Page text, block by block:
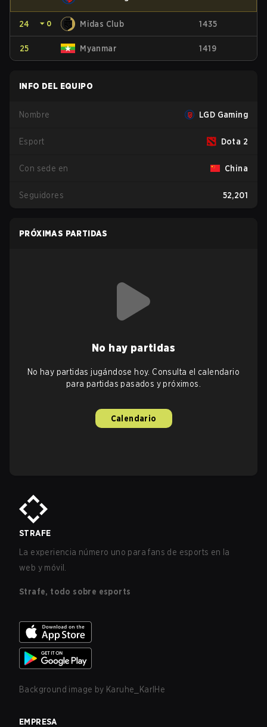
24 ⏷ 0 Midas Club 1435
25 Myanmar 1419
INFO DEL EQUIPO
Nombre LGD Gaming
Esport Dota 2
Con sede en China
Seguidores 52,201
PRÓXIMAS PARTIDAS
No hay partidas
No hay partidas jugándose hoy. Consulta el calendario
para partidas pasados y próximos.
Calendario
STRAFE
La experiencia número uno para fans de esports en la
web y móvil.
Strafe, todo sobre esports
Background image by Karuhe_KarlHe
EMPRESA